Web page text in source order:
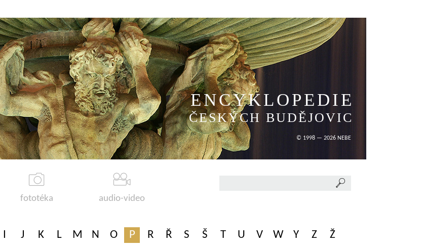
ENCYKLOPEDIE
ČESKÝCH BUDĚJOVIC
© 1998 — 2026 NEBE
fototéka audio-video
I J K L M N O P R Ř S Š T U V W Y Z Ž